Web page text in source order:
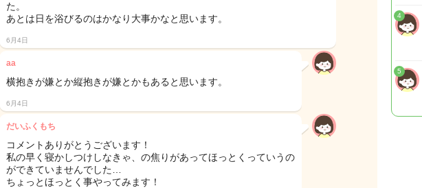
た。
あとは日を浴びるのはかなり大事かなと思います。
6月4日
aa
横抱きが嫌とか縦抱きが嫌とかもあると思います。
6月4日
だいふくもち
コメントありがとうございます！
私の早く寝かしつけしなきゃ、の焦りがあってほっとくっていうの
ができていませんでした…
ちょっとほっとく事やってみます！
4
5